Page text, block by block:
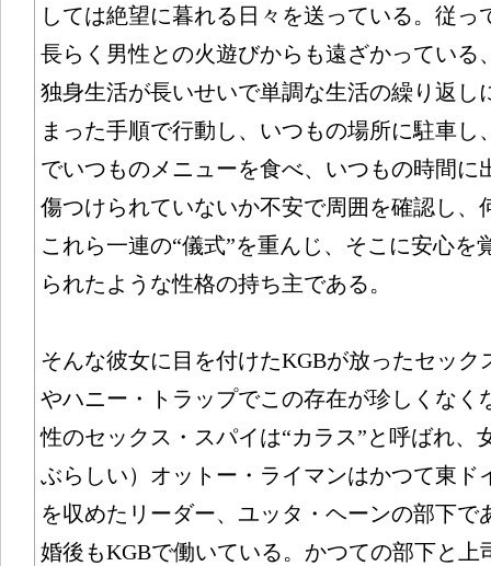
しては絶望に暮れる日々を送っている。従っ
長らく男性との火遊びからも遠ざかっている
独身生活が長いせいで単調な生活の繰り返し
まった手順で行動し、いつもの場所に駐車し
でいつものメニューを食べ、いつもの時間に
傷つけられていないか不安で周囲を確認し、
これら一連の“儀式”を重んじ、そこに安心を
られたような性格の持ち主である。
そんな彼女に目を付けたKGBが放ったセック
やハニー・トラップでこの存在が珍しくなく
性のセックス・スパイは“カラス”と呼ばれ、
ぶらしい）オットー・ライマンはかつて東ド
を収めたリーダー、ユッタ・ヘーンの部下で
婚後もKGBで働いている。かつての部下と上